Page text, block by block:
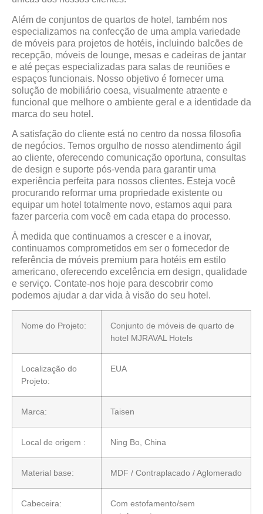
Além de conjuntos de quartos de hotel, também nos
especializamos na confecção de uma ampla variedade
de móveis para projetos de hotéis, incluindo balcões de
recepção, móveis de lounge, mesas e cadeiras de jantar
e até peças especializadas para salas de reuniões e
espaços funcionais. Nosso objetivo é fornecer uma
solução de mobiliário coesa, visualmente atraente e
funcional que melhore o ambiente geral e a identidade da
marca do seu hotel.
A satisfação do cliente está no centro da nossa filosofia
de negócios. Temos orgulho de nosso atendimento ágil
ao cliente, oferecendo comunicação oportuna, consultas
de design e suporte pós-venda para garantir uma
experiência perfeita para nossos clientes. Esteja você
procurando reformar uma propriedade existente ou
equipar um hotel totalmente novo, estamos aqui para
fazer parceria com você em cada etapa do processo.
À medida que continuamos a crescer e a inovar,
continuamos comprometidos em ser o fornecedor de
referência de móveis premium para hotéis em estilo
americano, oferecendo excelência em design, qualidade
e serviço. Contate-nos hoje para descobrir como
podemos ajudar a dar vida à visão do seu hotel.
Nome do Projeto:
Conjunto de móveis de quarto de
hotel MJRAVAL Hotels
Localização do
Projeto:
EUA
Marca: Taisen
Local de origem : Ning Bo, China
Material base: MDF / Contraplacado / Aglomerado
Cabeceira:
Com estofamento/sem